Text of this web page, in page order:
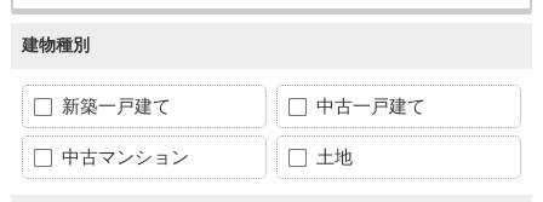
建物種別
新築一戸建て 中古一戸建て
中古マンション 土地